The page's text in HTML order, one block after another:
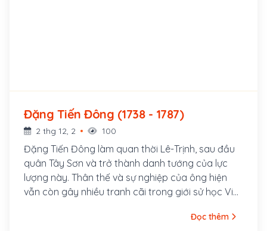
Đặng Tiến Đông (1738 - 1787)
2 thg 12, 2 100
Đặng Tiến Đông làm quan thời Lê-Trịnh, sau đầu
quân Tây Sơn và trở thành danh tướng của lực
lượng này. Thân thế và sự nghiệp của ông hiện
vẫn còn gây nhiều tranh cãi trong giới sử học Việt
tháng 6 năm 1738), tại xã Thịnh Phúc, huyện Phú
Đọc thêm